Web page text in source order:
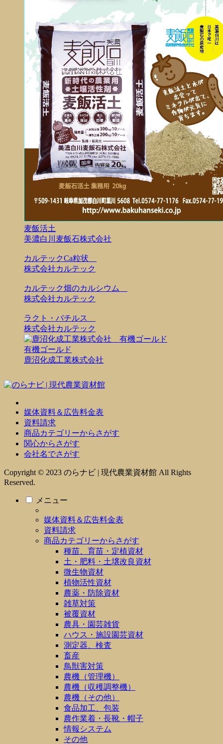
麦飯活土
美濃白川麦飯石株式会社
カルテックCa粒状
株式会社カルテック
カルテック畑のカルシウム
株式会社カルテック
ラクト・バチルス
株式会社カルテック
有機ゴールド
鹿沼化成工業株式会社
媒体資料＆広告料金表
資料請求
商品カテゴリーからさがす
関心からさがす
会社名でさがす
Copyright © 2023 のらナビ | 現代農業資材館 All Rights
Reserved.
メニュー
媒体資料＆広告料金表
資料請求
商品カテゴリーからさがす
種苗、育苗・定植資材
土・肥料・土壌改良資材
微生物資材
植物活性資材
農薬・防除資材
雑草対策
被覆資材
農具・園芸雑貨
ハウス・施設園芸資材
測定器、検査
畜産
鳥獣害対策
農機（管理機）
農機（収穫調整機）
農機（その他）
食品加工、包装
農作業着・長靴・帽子
情報システム
その他